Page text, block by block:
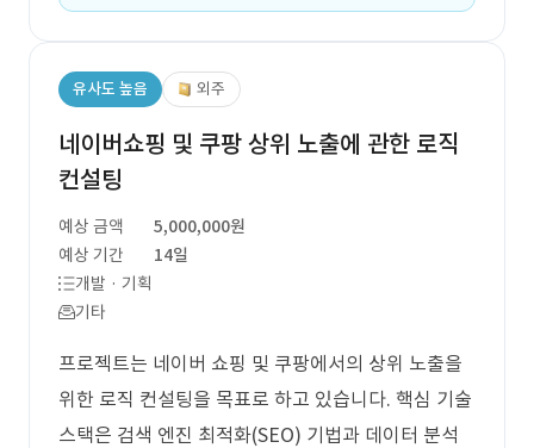
유사도 높음 외주
네이버쇼핑 및 쿠팡 상위 노출에 관한 로직
컨설팅
예상 금액
5,000,000원
예상 기간
14일
개발 · 기획
기타
프로젝트는 네이버 쇼핑 및 쿠팡에서의 상위 노출을
위한 로직 컨설팅을 목표로 하고 있습니다. 핵심 기술
스택은 검색 엔진 최적화(SEO) 기법과 데이터 분석